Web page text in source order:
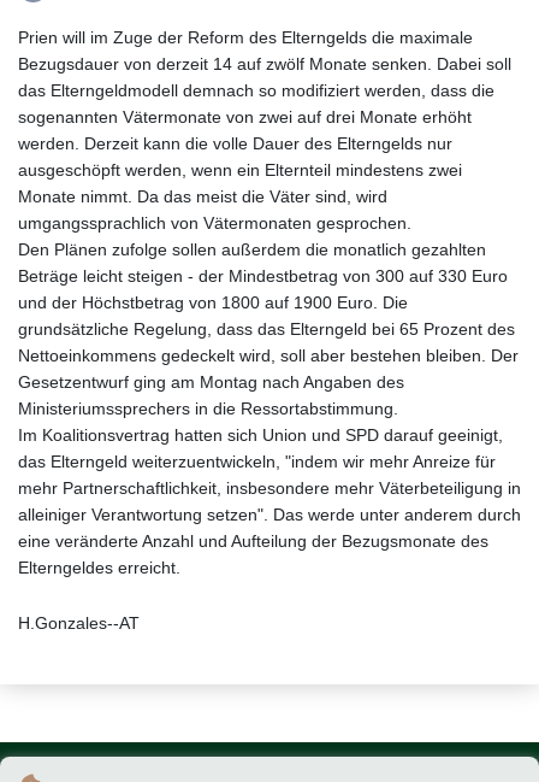
Prien will im Zuge der Reform des Elterngelds die maximale
Bezugsdauer von derzeit 14 auf zwölf Monate senken. Dabei soll
das Elterngeldmodell demnach so modifiziert werden, dass die
sogenannten Vätermonate von zwei auf drei Monate erhöht
werden. Derzeit kann die volle Dauer des Elterngelds nur
ausgeschöpft werden, wenn ein Elternteil mindestens zwei
Monate nimmt. Da das meist die Väter sind, wird
umgangssprachlich von Vätermonaten gesprochen.
Den Plänen zufolge sollen außerdem die monatlich gezahlten
Beträge leicht steigen - der Mindestbetrag von 300 auf 330 Euro
und der Höchstbetrag von 1800 auf 1900 Euro. Die
grundsätzliche Regelung, dass das Elterngeld bei 65 Prozent des
Nettoeinkommens gedeckelt wird, soll aber bestehen bleiben. Der
Gesetzentwurf ging am Montag nach Angaben des
Ministeriumssprechers in die Ressortabstimmung.
Im Koalitionsvertrag hatten sich Union und SPD darauf geeinigt,
das Elterngeld weiterzuentwickeln, "indem wir mehr Anreize für
mehr Partnerschaftlichkeit, insbesondere mehr Väterbeteiligung in
alleiniger Verantwortung setzen". Das werde unter anderem durch
eine veränderte Anzahl und Aufteilung der Bezugsmonate des
Elterngeldes erreicht.
H.Gonzales--AT